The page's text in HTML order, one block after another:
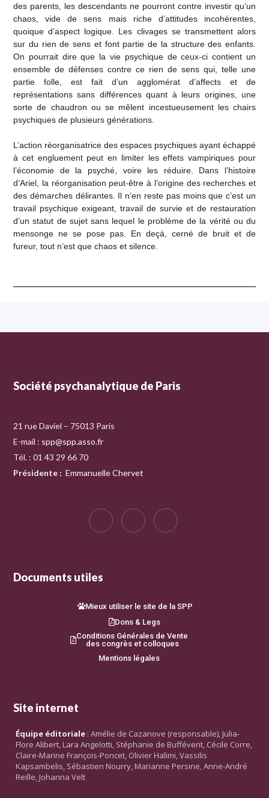
des parents, les descendants ne pourront contre investir qu’un
chaos, vide de sens mais riche d’attitudes incohérentes,
quoique d’aspect logique. Les clivages se transmettent alors
sur du rien de sens et font partie de la structure des enfants.
On pourrait dire que la vie psychique de ceux-ci contient un
ensemble de défenses contre ce rien de sens qui, telle une
partie folle, est fait d’un agglomérat d’affects et de
représentations sans différences quant à leurs origines, une
sorte de chaudron ou se mêlent incestueusement les chairs
psychiques de plusieurs générations.
L’action réorganisatrice des espaces psychiques ayant échappé
à cet engluement peut en limiter les effets vampiriques pour
l’économie de la psyché, voire les réduire. Dans l’histoire
d’Ariel, la réorganisation peut-être à l’origine des recherches et
des démarches délirantes. Il n’en reste pas moins que c’est un
travail psychique exigeant, travail de survie et de restauration
d’un statut de sujet sans lequel le problème de la vérité ou du
mensonge ne se pose pas. En deçà, cerné de bruit et de
fureur, tout n’est que chaos et silence.
Société psychanalytique de Paris
21 rue Daviel – 75013 Paris
E-mail : spp@spp.asso.fr
Tél. : 01 43 29 66 70
Présidente : Emmanuelle Chervet
Documents utiles
Mieux utiliser le site de la SPP
Dons & Legs
Conditions Générales de Vente
des congrès et colloques
Mentions légales
Site internet
Équipe éditoriale : Amélie de Cazanove (responsable), Julia-
Flore Alibert, Lara Angelotti, Stéphanie de Buffévent, Cécile Corre,
Claire-Marine François-Poncet, Olivier Halimi, Vassilis
Kapsambelis, Sébastien Nourry, Marianne Persine, Anne-André
Reille, Johanna Velt